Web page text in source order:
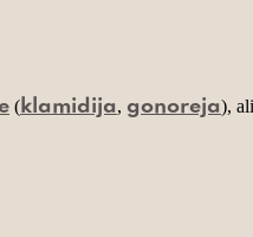
( klamidija, gonoreja),